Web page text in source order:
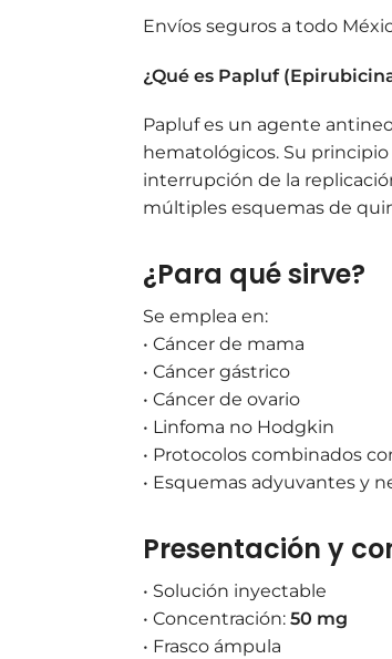
Envíos seguros a todo
¿Qué es Papluf
Papluf es un agente
hematológicos. Su principio
interrupción de la
múltiples esquemas de
¿Para qué sirve?
Se emplea en:
• Cáncer de mama
• Cáncer gástrico
• Cáncer de ovario
• Linfoma no Hodgkin
• Protocolos combinados
• Esquemas adyuvantes y
Presentación y
• Solución inyectable
• Concentración: 50 mg
• Frasco ámpula